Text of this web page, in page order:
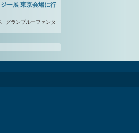
ー展 東京会場に行
グランブルーファンタ